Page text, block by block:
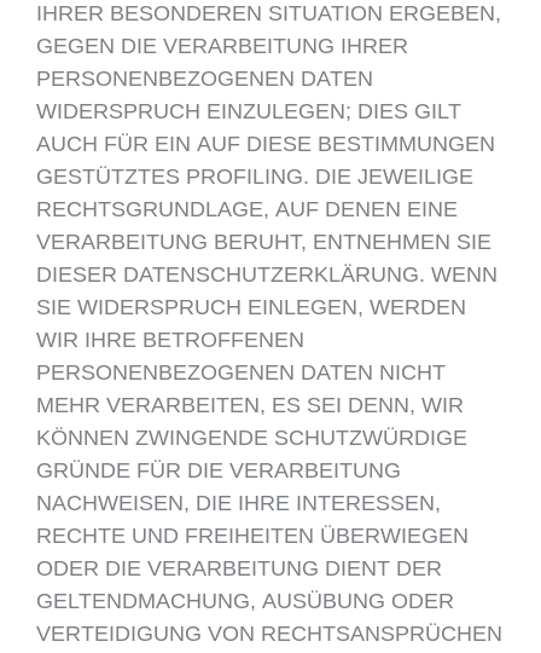
IHRER BESONDEREN SITUATION ERGEBEN,
GEGEN DIE VERARBEITUNG IHRER
PERSONENBEZOGENEN DATEN
WIDERSPRUCH EINZULEGEN; DIES GILT
AUCH FÜR EIN AUF DIESE BESTIMMUNGEN
GESTÜTZTES PROFILING. DIE JEWEILIGE
RECHTSGRUNDLAGE, AUF DENEN EINE
VERARBEITUNG BERUHT, ENTNEHMEN SIE
DIESER DATENSCHUTZERKLÄRUNG. WENN
SIE WIDERSPRUCH EINLEGEN, WERDEN
WIR IHRE BETROFFENEN
PERSONENBEZOGENEN DATEN NICHT
MEHR VERARBEITEN, ES SEI DENN, WIR
KÖNNEN ZWINGENDE SCHUTZWÜRDIGE
GRÜNDE FÜR DIE VERARBEITUNG
NACHWEISEN, DIE IHRE INTERESSEN,
RECHTE UND FREIHEITEN ÜBERWIEGEN
ODER DIE VERARBEITUNG DIENT DER
GELTENDMACHUNG, AUSÜBUNG ODER
VERTEIDIGUNG VON RECHTSANSPRÜCHEN